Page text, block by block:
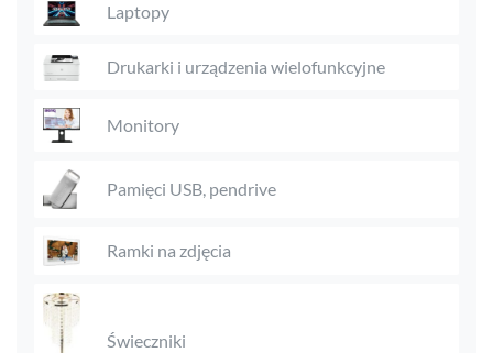
Laptopy
Drukarki i urządzenia wielofunkcyjne
Monitory
Pamięci USB, pendrive
Ramki na zdjęcia
Świeczniki